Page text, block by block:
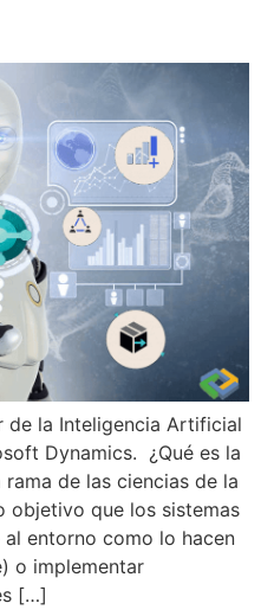
de la Inteligencia Artificial
Dynamics. ¿Qué es la
de las ciencias de la
objetivo que los sistemas
entorno como lo hacen
o implementar
[…]